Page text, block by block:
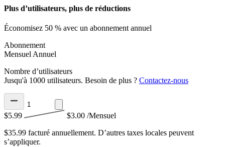
Plus d’utilisateurs, plus de réductions
Économisez 50 % avec un abonnement annuel
Abonnement
Mensuel Annuel
Nombre d’utilisateurs
Jusqu'à 1000 utilisateurs. Besoin de plus ? Contactez-nous
$5.99 $3.00 /Mensuel
$35.99 facturé annuellement. D’autres taxes locales peuvent
s’appliquer.